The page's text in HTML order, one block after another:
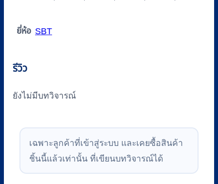
ยี่ห้อ SBT
รีวิว
ยังไม่มีบทวิจารณ์
เฉพาะลูกค้าที่เข้าสู่ระบบ และเคยซื้อสินค้า
ชิ้นนี้แล้วเท่านั้น ที่เขียนบทวิจารณ์ได้